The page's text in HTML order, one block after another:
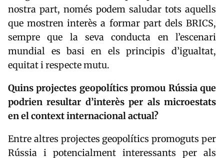
nostra part, només podem saludar tots aquells
que mostren interès a formar part dels BRICS,
sempre que la seva conducta en l’escenari
mundial es basi en els principis d’igualtat,
equitat i respecte mutu.
Quins projectes geopolítics promou Rússia que
podrien resultar d’interès per als microestats
en el context internacional actual?
Entre altres projectes geopolítics promoguts per
Rússia i potencialment interessants per als